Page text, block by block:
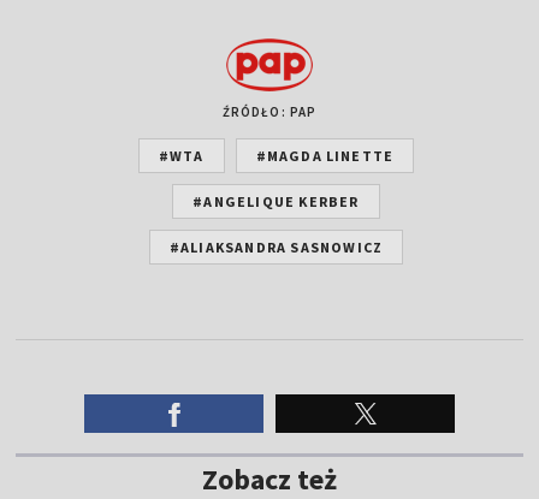
ŹRÓDŁO: PAP
#WTA #MAGDA LINETTE
#ANGELIQUE KERBER
#ALIAKSANDRA SASNOWICZ
Zobacz też